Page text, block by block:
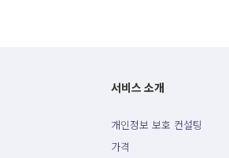
서비스 소개
개인정보 보호 컨설팅
가격